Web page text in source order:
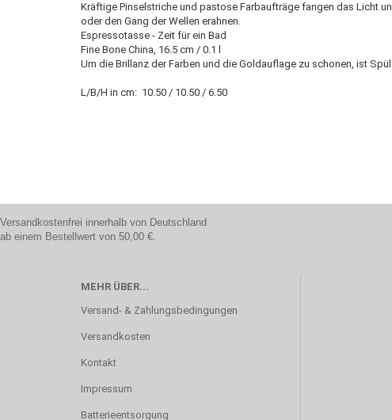
Kräftige Pinselstriche und pastose Farbaufträge fangen das Licht
oder den Gang der Wellen erahnen.
Espressotasse - Zeit für ein Bad
Fine Bone China, 16.5 cm / 0.1 l
Um die Brillanz der Farben und die Goldauflage zu schonen, ist
L/B/H in cm: 10.50 / 10.50 / 6.50
Versandkostenfrei innerhalb von Deutschland
ab einem Bestellwert von 50,00 €.
MEHR ÜBER...
Versand- & Zahlungsbedingungen
Versandkosten
Kontakt
Impressum
Batterieentsorgung